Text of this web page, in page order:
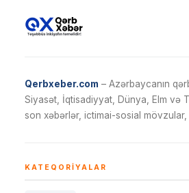
Qerbxeber.com – Azərbaycanın
Siyasət, İqtisadiyyat, Dünya, Elm və
son xəbərlər, ictimai-sosial
KATEQORIYALAR